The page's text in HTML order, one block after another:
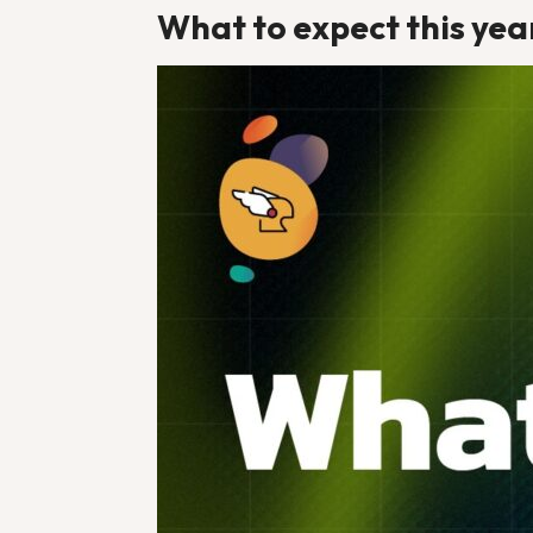
What to expect this